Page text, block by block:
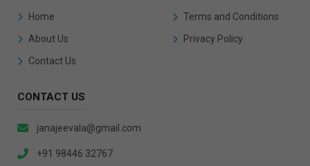
Home
About Us
Contact Us
Terms and Conditions
Privacy Policy
CONTACT US
janajeevala@gmail.com
+91 98446 32767